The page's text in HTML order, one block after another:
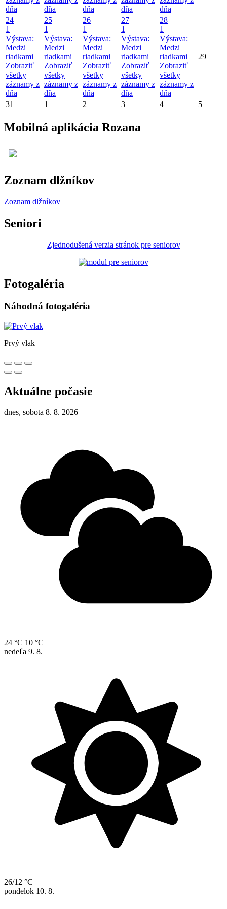
dňa
dňa
dňa
dňa
dňa
24
1
Výstava:
Medzi
riadkami
Zobraziť
všetky
záznamy z
dňa
25
1
Výstava:
Medzi
riadkami
Zobraziť
všetky
záznamy z
dňa
26
1
Výstava:
Medzi
riadkami
Zobraziť
všetky
záznamy z
dňa
27
1
Výstava:
Medzi
riadkami
Zobraziť
všetky
záznamy z
dňa
28
1
Výstava:
Medzi
riadkami
Zobraziť
všetky
záznamy z
dňa
29
31 1 2 3 4 5
Mobilná aplikácia Rozana
Zoznam dlžníkov
Zoznam dlžníkov
Seniori
Zjednodušená verzia stránok pre seniorov
Fotogaléria
Náhodná fotogaléria
Prvý vlak
Aktuálne počasie
dnes, sobota 8. 8. 2026
24 °C 10 °C
nedeľa 9. 8.
26/12 °C
pondelok 10. 8.